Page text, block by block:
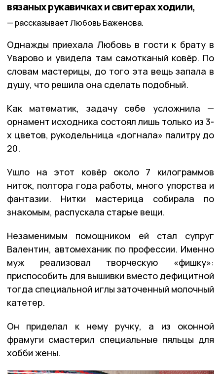
вязаных рукавичках и свитерах ходили,
рассказывает Любовь Баженова.
Однажды приехала Любовь в гости к брату в
Уварово и увидела там самотканый ковёр. По
словам мастерицы, до того эта вещь запала в
душу, что решила она сделать подобный.
Как математик, задачу себе усложнила —
орнамент исходника состоял лишь только из 3-
х цветов, рукодельница «догнала» палитру до
20.
Ушло на этот ковёр около 7 килограммов
ниток, полтора года работы, много упорства и
фантазии. Нитки мастерица собирала по
знакомым, распускала старые вещи.
Незаменимым помощником ей стал супруг
Валентин, автомеханик по профессии. Именно
муж реализовал творческую «фишку»:
приспособить для вышивки вместо дефицитной
тогда специальной иглы заточенный молочный
катетер.
Он приделал к нему ручку, а из оконной
фрамуги смастерил специальные пяльцы для
хобби жены.